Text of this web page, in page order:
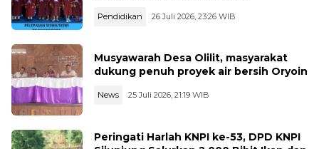
Pendidikan 26 Juli 2026, 23:26 WIB
Musyawarah Desa Olilit, masyarakat
dukung penuh proyek air bersih Oryoin
News 25 Juli 2026, 21:19 WIB
Peringati Harlah KNPI ke-53, DPD KNPI